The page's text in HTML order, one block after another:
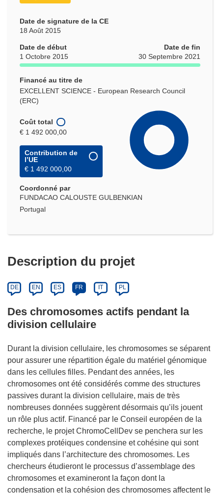
Date de signature de la CE
18 Août 2015
Date de début
1 Octobre 2015
Date de fin
30 Septembre 2021
Financé au titre de
EXCELLENT SCIENCE - European Research Council
(ERC)
Coût total
€ 1 492 000,00
Contribution de
l’UE
€ 1 492 000,00
Coordonné par
FUNDACAO CALOUSTE GULBENKIAN
Portugal
Description du projet
DE EN ES FR IT PL
Des chromosomes actifs pendant la
division cellulaire
Durant la division cellulaire, les chromosomes se séparent
pour assurer une répartition égale du matériel génomique
dans les cellules filles. Pendant des années, les
chromosomes ont été considérés comme des structures
passives durant la division cellulaire, mais de très
nombreuses données suggèrent désormais qu’ils jouent
un rôle plus actif. Financé par le Conseil européen de la
recherche, le projet ChromoCellDev se penchera sur les
complexes protéiques condensine et cohésine qui sont
impliqués dans l’architecture des chromosomes. Les
chercheurs étudieront le processus d’assemblage des
chromosomes et examineront la façon dont la
condensation et la cohésion des chromosomes affectent le